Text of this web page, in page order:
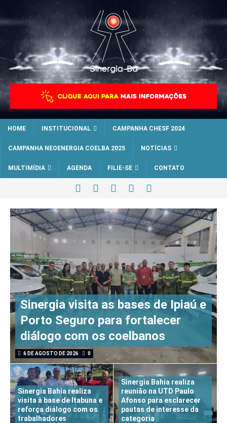
HOME INSTITUCIONAL CAMPANHA CHESF 2024
CAMPANHA NEOENERGIA COELBA 2025 NOTÍCIAS
MULTIMÍDIA AGENDA FILIE-SE CONTATO
Sinergia visita as bases de Ipiaú e
Porto Seguro para fortalecer
diálogo com os coelbanos
6 DE AGOSTO DE 2026 0
Sinergia Bahia realiza
visita à base de Itabuna e
reforça diálogo com os
trabalhadores
Sinergia Bahia realiza
reunião na UTD Paulo
Afonso para esclarecer
pautas de interesse da
categoria